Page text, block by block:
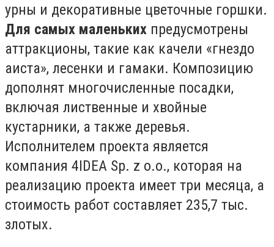
урны и декоративные цветочные горшки.
Для самых маленьких предусмотрены
аттракционы, такие как качели «гнездо
аиста», лесенки и гамаки. Композицию
дополнят многочисленные посадки,
включая лиственные и хвойные
кустарники, а также деревья.
Исполнителем проекта является
компания 4IDEA Sp. z o.o., которая на
реализацию проекта имеет три месяца, а
стоимость работ составляет 235,7 тыс.
злотых.